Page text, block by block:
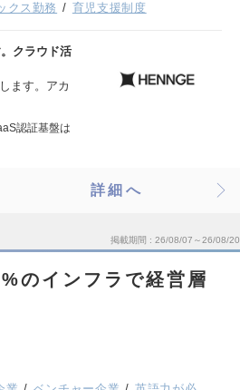
クス勤務 育児支援制度
クラウド活
ます。アカ
認証基盤は
詳細へ
掲載期間 26/08/07～26/08/20
のインフラで経営層